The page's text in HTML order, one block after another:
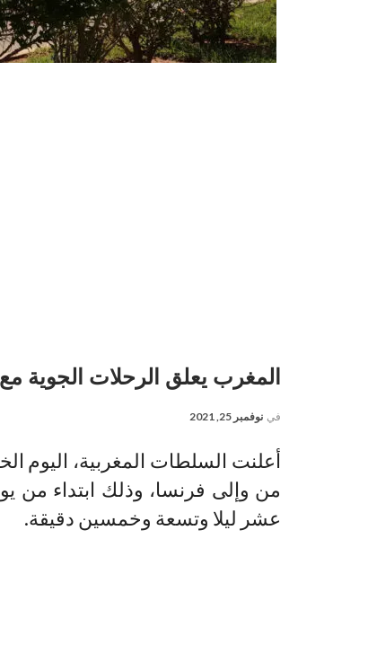
المغرب يعلق الرحلات الجوية
في نوفمبر 25, 2021
أعلنت السلطات المغربية، اليوم
عشر ليلا وتسعة وخمسين دقيقة.